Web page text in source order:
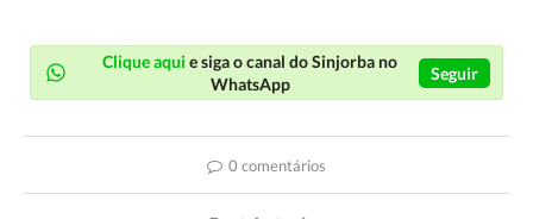
Clique aqui e siga o canal do Sinjorba no
WhatsApp
Seguir
0 comentários